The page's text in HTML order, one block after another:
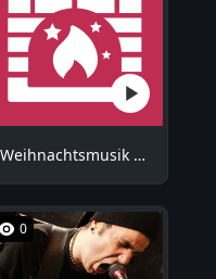
Weihnachtsmusik - Kuschel Weihnachten
0